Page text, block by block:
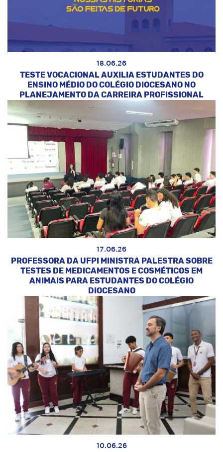
18.06.26
TESTE VOCACIONAL AUXILIA ESTUDANTES DO
ENSINO MÉDIO DO COLÉGIO DIOCESANO NO
PLANEJAMENTO DA CARREIRA PROFISSIONAL
17.06.26
PROFESSORA DA UFPI MINISTRA PALESTRA SOBRE
TESTES DE MEDICAMENTOS E COSMÉTICOS EM
ANIMAIS PARA ESTUDANTES DO COLÉGIO
DIOCESANO
10.06.26